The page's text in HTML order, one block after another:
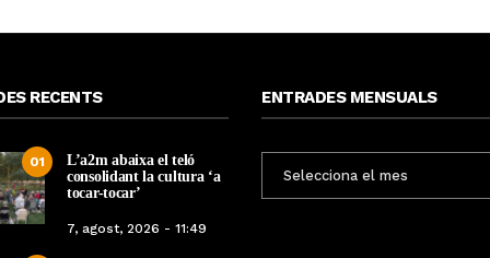
RECENTS
01
L’a2m abaixa el teló
consolidant la cultura ‘a
tocar-tocar’
7, agost, 2026 - 11:49
ENTRADES MENSUALS
MENSUALS